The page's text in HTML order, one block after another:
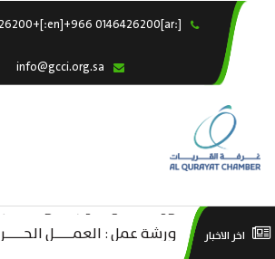
[:ar]966146426200+[:en]+966 0146426200[:] ×
خدماتنا
التقديم الالكترونى
اخر الاخبار
ورشة عمل “مراجعة
بدء ومزاولة وإنهاء الأعمال
ورشة عمل : العمـــــل الحـــــر